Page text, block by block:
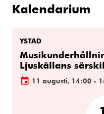
Kalendarium
YSTAD
Ljuskällans
11 augusti, 14:00 -